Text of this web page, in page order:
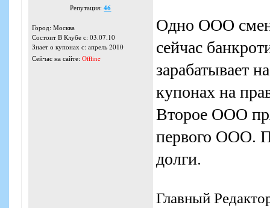
Репутация:46
Город: Москва
Состоит В Клубе с: 03.07.10
Знает о купонах с: апрель 2010
Сейчас на сайте: Offline
Одно ООО
сейчас
зарабатывает
купонах на
Второе ООО
первого ООО.
долги.
Главный